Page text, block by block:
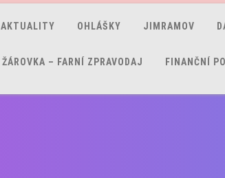
AKTUALITY OHLÁŠKY JIMRAMOV
ŽÁROVKA – FARNÍ ZPRAVODAJ FINANČNÍ